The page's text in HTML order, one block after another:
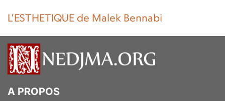
L’ESTHETIQUE de Malek Bennabi
A PROPOS